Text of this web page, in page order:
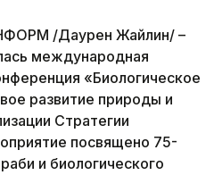
/Даурен Жайлин/ –
международная
«Биологическое
развитие природы и
Стратегии
посвящено 75-
и биологического